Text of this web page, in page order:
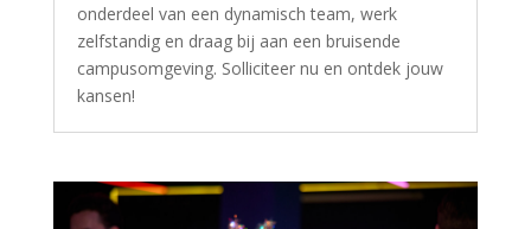
onderdeel van een dynamisch team, werk
zelfstandig en draag bij aan een bruisende
campusomgeving. Solliciteer nu en ontdek jouw
kansen!